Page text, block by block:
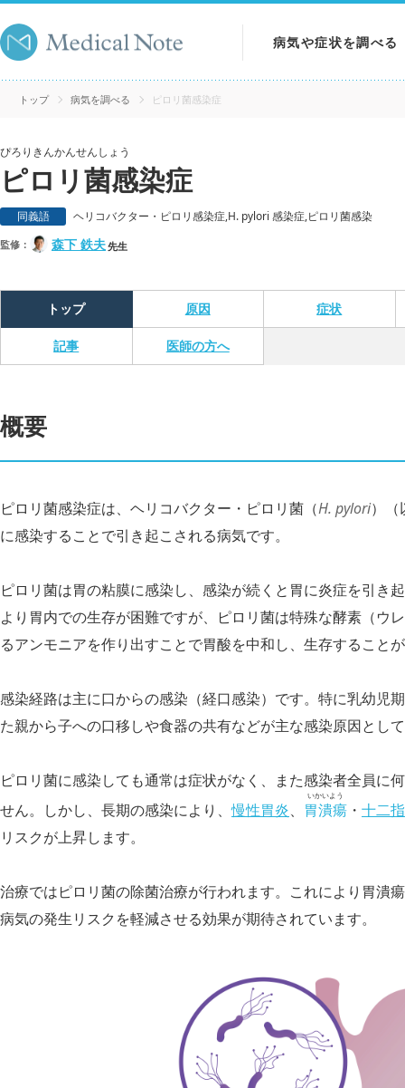
病気や症状を調べる
病気を調べる
トップ 病気を調べる ピロリ菌感染症
ぴろりきんかんせんしょう
ピロリ菌感染症
同義語 ヘリコバクター・ピロリ感染症,H. pylori 感染症,ピロリ菌感染
監修： 森下 鉄夫先生
トップ 原因 症状
記事 医師の方へ
概要
ピロリ菌感染症は、ヘリコバクター・ピロリ菌（H. pylori）（
に感染することで引き起こされる病気です。
ピロリ菌は胃の粘膜に感染し、感染が続くと胃に炎症を引き
より胃内での生存が困難ですが、ピロリ菌は特殊な酵素（ウ
るアンモニアを作り出すことで胃酸を中和し、生存すること
感染経路は主に口からの感染（経口感染）です。特に乳幼児
た親から子への口移しや食器の共有などが主な感染原因とし
ピロリ菌に感染しても通常は症状がなく、また感染者全員に
せん。しかし、長期の感染により、慢性胃炎、 胃潰瘍
いかいよう
・ 十二
リスクが上昇します。
治療ではピロリ菌の除菌治療が行われます。これにより胃潰
病気の発生リスクを軽減させる効果が期待されています。